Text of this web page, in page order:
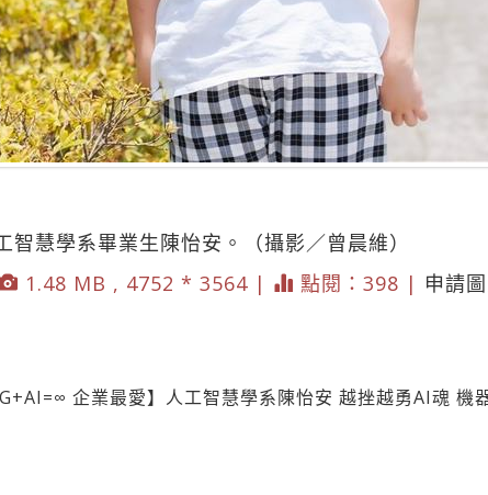
智慧學系畢業生陳怡安。（攝影／曾晨維）
1.48 MB , 4752 * 3564 |
點閱：398 | 申請圖
企業最愛】人工智慧學系陳怡安 越挫越勇AI魂 機